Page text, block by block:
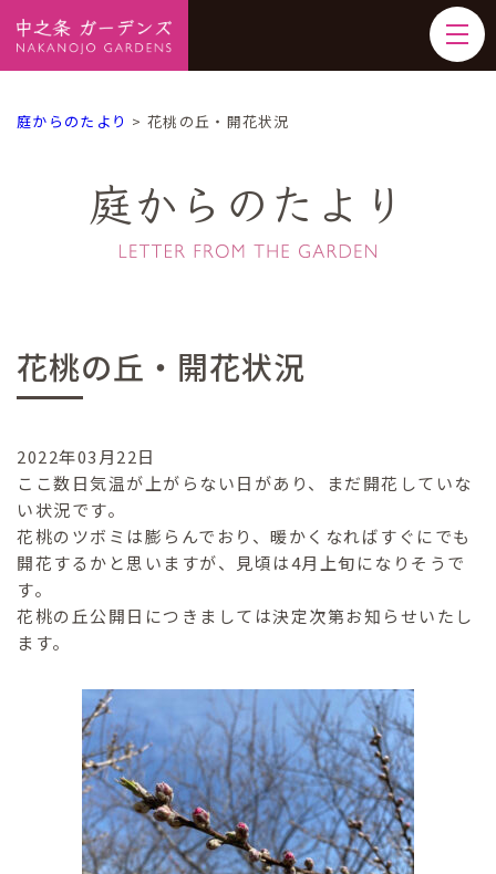
庭からのたより >花桃の丘・開花状況
庭からのたより
花桃の丘・開花状況
2022年03月22日
ここ数日気温が上がらない日があり、まだ開花していな
い状況です。
花桃のツボミは膨らんでおり、暖かくなればすぐにでも
開花するかと思いますが、見頃は4月上旬になりそうで
す。
花桃の丘公開日につきましては決定次第お知らせいたし
ます。